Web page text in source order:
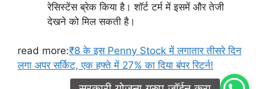
रेसिस्टेंस ब्रेक किया है। शॉर्ट टर्म में इसमें और तेजी
देखने को मिल सकती है।
read more:₹8 के इस Penny Stock में लगातार तीसरे दिन
लगा अपर सर्किट, एक हफ्ते में 27% का दिया बंपर रिटर्न!